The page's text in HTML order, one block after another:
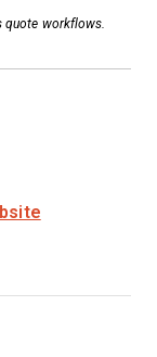
quote workflows.